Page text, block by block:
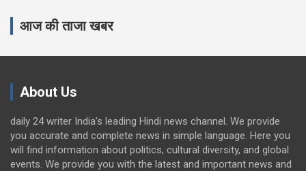
आज की ताजा खबर
About Us
daily 24 writer India's leading Hindi news channel. We provide
you accurate and complete news in simple language. Here you
will find information about politics, cultural diversity, and global
events. We provide you with the latest and important news and